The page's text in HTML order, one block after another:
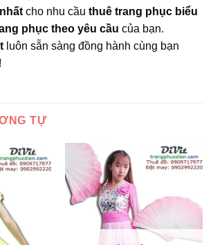
cho nhu cầu thuê trang phục biểu
phục theo yêu cầu của bạn.
luôn sẵn sàng đồng hành cùng bạn
TỰ